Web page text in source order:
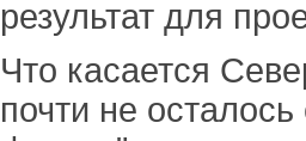
результат для
Что касается
почти не